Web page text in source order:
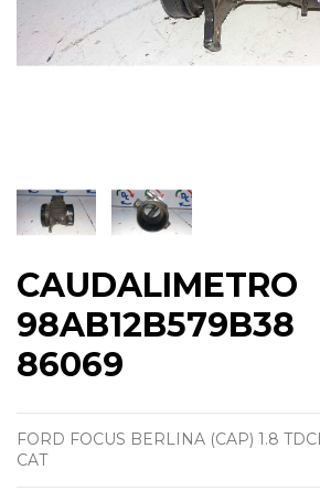
CAUDALIMETRO
98AB12B579B38
86069
FORD FOCUS BERLINA (CAP) 1.8
CAT